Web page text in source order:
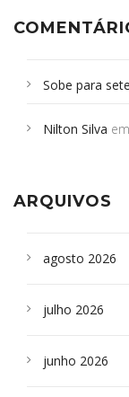
Sobe para
Nilton Silva em
ARQUIVOS
agosto 2026
julho 2026
junho 2026